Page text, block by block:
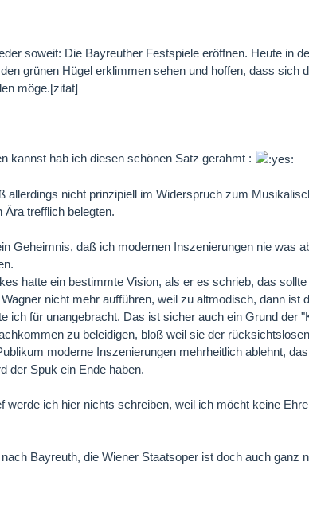
soweit: Die Bayreuther Festspiele eröffnen. Heute in
grünen Hügel erklimmen sehen und hoffen, dass sich
möge.[zitat]
kannst hab ich diesen schönen Satz gerahmt :
allerdings nicht prinzipiell im Widerspruch zum
Ära trefflich belegten.
Geheimnis, daß ich modernen Inszenierungen nie was
hatte ein bestimmte Vision, als er es schrieb, das
nicht mehr aufführen, weil zu altmodisch, dann ist
ich für unangebracht. Das ist sicher auch ein Grund der
zu beleidigen, bloß weil sie der
moderne Inszenierungen mehrheitlich ablehnt,
der Spuk ein Ende haben.
werde ich hier nichts schreiben, weil ich möcht keine
Bayreuth, die Wiener Staatsoper ist doch auch ganz